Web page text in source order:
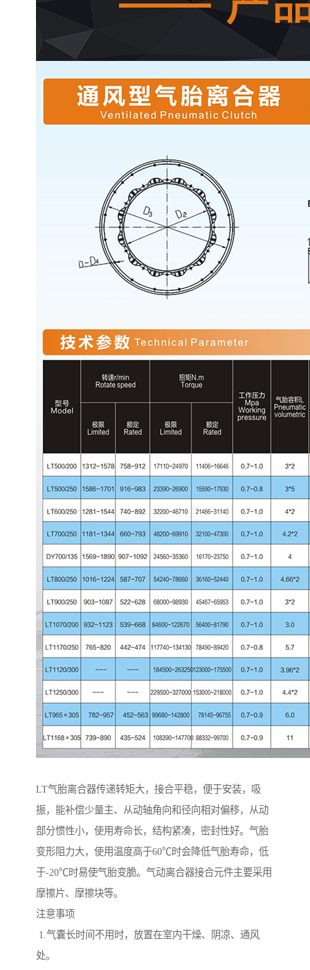
LT气胎离合器传递转矩大，接合平稳，便于安装，吸
振，能补偿少量主、从动轴角向和径向相对偏移，从动
部分惯性小，使用寿命长，结构紧凑，密封性好。气胎
变形阻力大，使用温度高于60℃时会降低气胎寿命，低
于-20℃时易使气胎变脆。气动离合器接合元件主要采用
摩擦片、摩擦块等。
注意事项
1.气囊长时间不用时，放置在室内干燥、阴凉、通风
处。